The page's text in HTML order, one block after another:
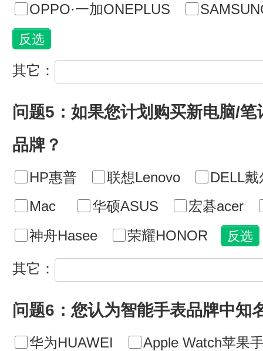
OPPO·一加ONEPLUS
其它：
问题5：如果您计划购买新电脑/
品牌？
HP惠普 联想Lenovo
DELL戴
Mac
华硕ASUS
宏碁acer
神舟Hasee
荣耀HONOR
其它：
问题6：您认为智能手表品牌中知
华为HUAWEI
Apple Watch苹果